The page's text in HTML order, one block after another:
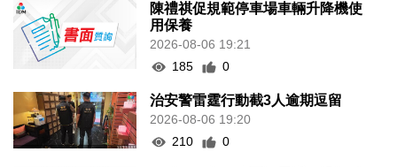
陳禮祺促規範停車場車輛升降機使
用保養
2026-08-06 19:21
185
0
治安警雷霆行動截3人逾期逗留
2026-08-06 19:20
210
0